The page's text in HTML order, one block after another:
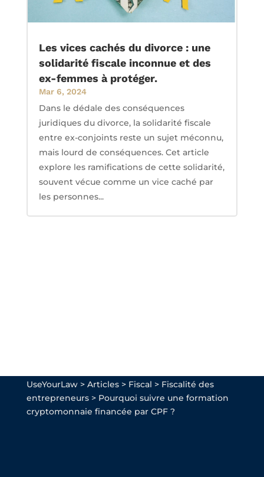
Les vices cachés du divorce : une
solidarité fiscale inconnue et des
ex-femmes à protéger.
Mar 6, 2024
Dans le dédale des conséquences
juridiques du divorce, la solidarité fiscale
entre ex-conjoints reste un sujet méconnu,
mais lourd de conséquences. Cet article
explore les ramifications de cette solidarité,
souvent vécue comme un vice caché par
les personnes...
UseYourLaw> Articles> Fiscal > Fiscalité des
entrepreneurs> Pourquoi suivre une formation
cryptomonnaie financée par CPF ?